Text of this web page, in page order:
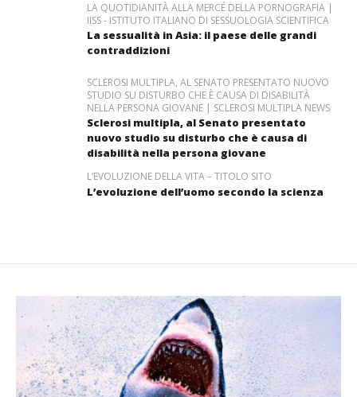
LA QUOTIDIANITÀ ALLA MERCÉ DELLA PORNOGRAFIA |
IISS - ISTITUTO ITALIANO DI SESSUOLOGIA SCIENTIFICA
La sessualità in Asia: il paese delle grandi
contraddizioni
SCLEROSI MULTIPLA, AL SENATO PRESENTATO NUOVO
STUDIO SU DISTURBO CHE È CAUSA DI DISABILITÀ
NELLA PERSONA GIOVANE | SCLEROSI MULTIPLA NEWS
Sclerosi multipla, al Senato presentato
nuovo studio su disturbo che è causa di
disabilità nella persona giovane
L’EVOLUZIONE DELLA VITA – TITOLO SITO
L’evoluzione dell’uomo secondo la scienza